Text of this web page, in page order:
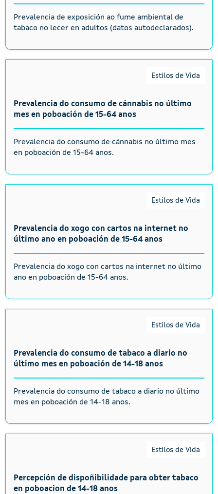
Prevalencia de exposición ao fume ambiental de
tabaco no lecer en adultos (datos autodeclarados).
Estilos de Vida
Prevalencia do consumo de cánnabis no último
mes en poboación de 15-64 anos
Prevalencia do consumo de cánnabis no último mes
en poboación de 15-64 anos.
Estilos de Vida
Prevalencia do xogo con cartos na internet no
último ano en poboación de 15-64 anos
Prevalencia do xogo con cartos na internet no último
ano en poboación de 15-64 anos.
Estilos de Vida
Prevalencia do consumo de tabaco a diario no
último mes en poboación de 14-18 anos
Prevalencia do consumo de tabaco a diario no último
mes en poboación de 14-18 anos.
Estilos de Vida
Percepción de dispoñibilidade para obter tabaco
en poboacion de 14-18 anos